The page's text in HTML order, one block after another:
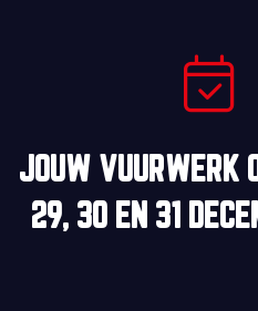
JOUW VUURWERK
29, 30EN 31